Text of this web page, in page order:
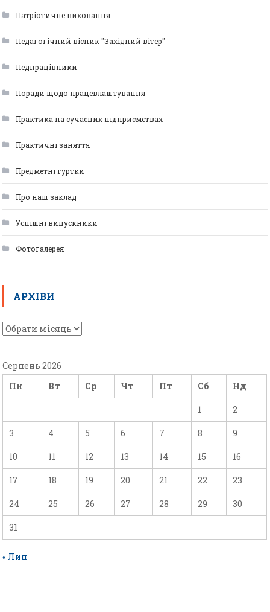
Патріотичне виховання
Педагогічний вісник "Західний вітер"
Педпрацівники
Поради щодо працевлаштування
Практика на сучасних підприємствах
Практичні заняття
Предметні гуртки
Про наш заклад
Успішні випускники
Фотогалерея
АРХІВИ
Серпень 2026
Пн
Вт Ср Чт Пт Сб Нд
1 2
3 4 5 6 7 8 9
10 11 12 13 14 15 16
17 18 19 20 21 22 23
24 25 26 27 28 29 30
31
« Лип